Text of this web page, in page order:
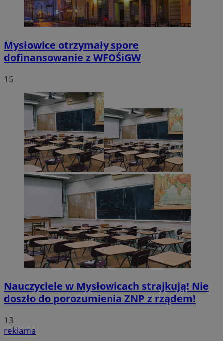
Mysłowice otrzymały spore
dofinansowanie z WFOŚiGW
15
Nauczyciele w Mysłowicach strajkują! Nie
doszło do porozumienia ZNP z rządem!
13
reklama